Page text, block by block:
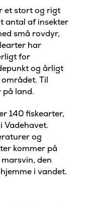
et stort og rigt
antal af insekter
små rovdyr,
har
for
og årligt
Til
på land.
140 fiskearter,
Vadehavet.
og
kommer på
den
i vandet.